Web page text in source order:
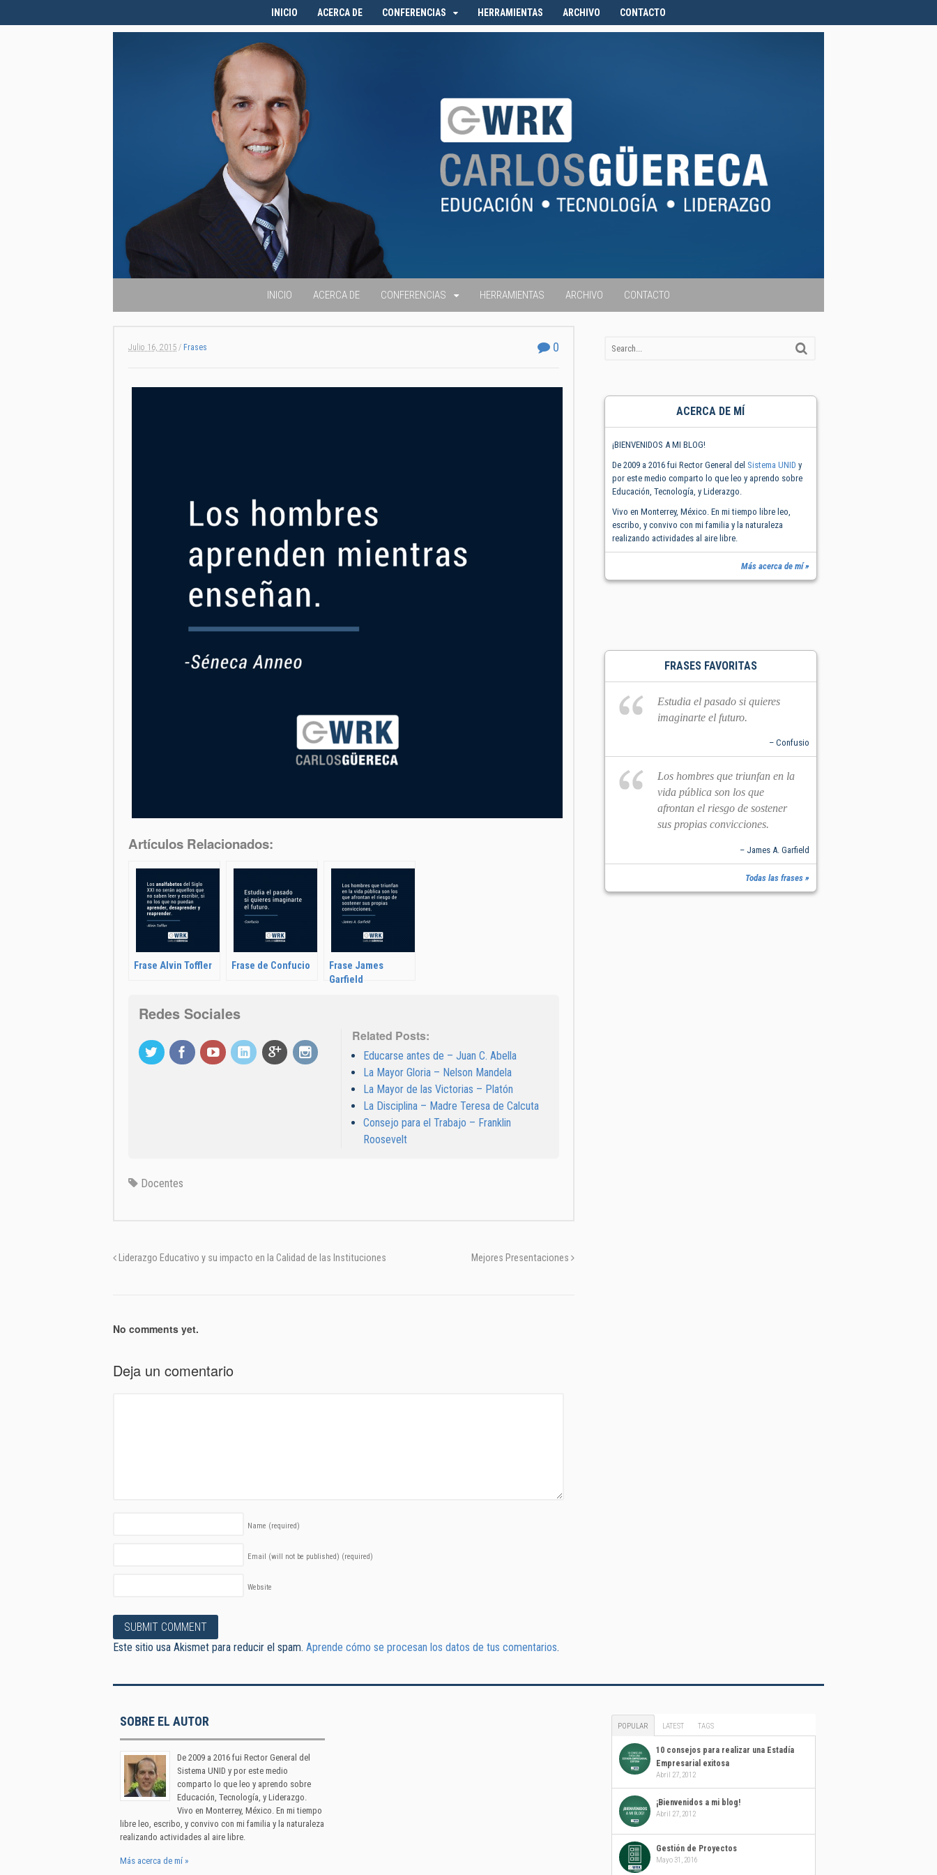
INICIO ACERCA DE CONFERENCIAS HERRAMIENTAS ARCHIVO CONTACTO
INICIO ACERCA DE CONFERENCIAS HERRAMIENTAS ARCHIVO CONTACTO
Julio 16, 2015 / Frases 0
Artículos Relacionados:
Frase Alvin Toffler Frase de Confucio
Frase James
Garfield
Redes Sociales
Related Posts:
Educarse antes de – Juan C. Abella
La Mayor Gloria – Nelson Mandela
La Mayor de las Victorias – Platón
La Disciplina – Madre Teresa de Calcuta
Consejo para el Trabajo – Franklin
Roosevelt
Docentes
Liderazgo Educativo y su impacto en la Calidad de las Instituciones Mejores Presentaciones
No comments yet.
Deja un comentario
Name (required)
Email (will not be published) (required)
Website
Este sitio usa Akismet para reducir el spam. Aprende cómo se procesan los datos de tus comentarios.
ACERCA DE MÍ
¡BIENVENIDOS A MI BLOG!
De 2009 a 2016 fui Rector General del Sistema UNID y
por este medio comparto lo que leo y aprendo sobre
Educación, Tecnología, y Liderazgo.
Vivo en Monterrey, México. En mi tiempo libre leo,
escribo, y convivo con mi familia y la naturaleza
realizando actividades al aire libre.
Más acerca de mí »
FRASES FAVORITAS
Estudia el pasado si quieres
imaginarte el futuro.
– Confusio
Los hombres que triunfan en la
vida pública son los que
afrontan el riesgo de sostener
sus propias convicciones.
– James A. Garfield
Todas las frases »
SOBRE EL AUTOR
De 2009 a 2016 fui Rector General del
Sistema UNID y por este medio
comparto lo que leo y aprendo sobre
Educación, Tecnología, y Liderazgo.
Vivo en Monterrey, México. En mi tiempo
libre leo, escribo, y convivo con mi familia y la naturaleza
realizando actividades al aire libre.
Más acerca de mí »
POPULAR LATEST TAGS
10 consejos para realizar una Estadía
Empresarial exitosa
Abril 27, 2012
¡Bienvenidos a mi blog!
Abril 27, 2012
Gestión de Proyectos
Mayo 31, 2016